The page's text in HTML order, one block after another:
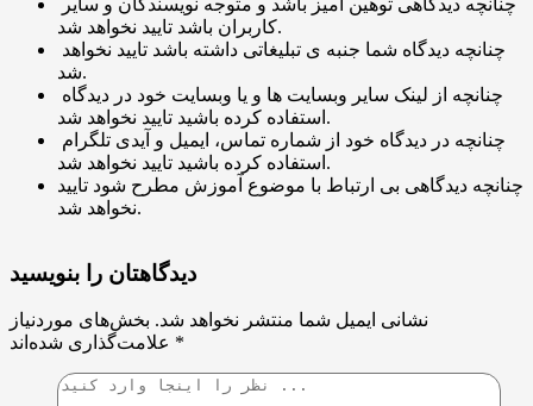
کاربران باشد تایید نخواهد شد.
شد.
استفاده کرده باشید تایید نخواهد شد.
استفاده کرده باشید تایید نخواهد شد.
چنانچه دیدگاهی بی ارتباط با موضوع آموزش مطرح شود تایید
نخواهد شد.
دیدگاهتان را بنویسید
نشانی ایمیل شما منتشر نخواهد شد. بخش‌های موردنیاز
*